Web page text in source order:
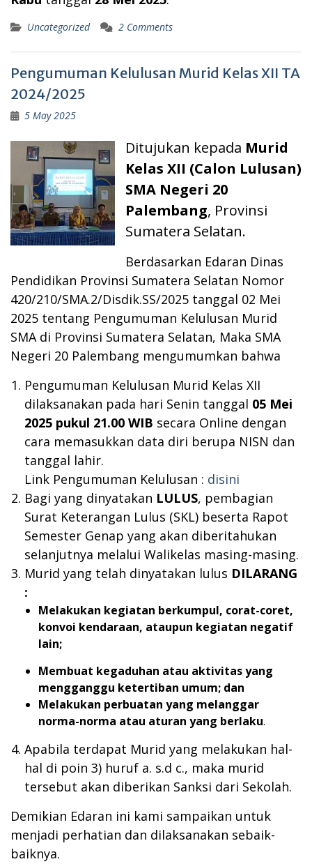
Uncategorized 2 Comments
Pengumuman Kelulusan Murid Kelas XII TA
2024/2025
5 May 2025
Ditujukan kepada Murid
Kelas XII (Calon Lulusan)
SMA Negeri 20
Palembang, Provinsi
Sumatera Selatan.
Berdasarkan Edaran Dinas
Pendidikan Provinsi Sumatera Selatan Nomor
420/210/SMA.2/Disdik.SS/2025 tanggal 02 Mei
2025 tentang Pengumuman Kelulusan Murid
SMA di Provinsi Sumatera Selatan, Maka SMA
Negeri 20 Palembang mengumumkan bahwa
Pengumuman Kelulusan Murid Kelas XII
dilaksanakan pada hari Senin tanggal 05 Mei
2025 pukul 21.00 WIB secara Online dengan
cara memasukkan data diri berupa NISN dan
tanggal lahir.
Link Pengumuman Kelulusan : disini
Bagi yang dinyatakan LULUS, pembagian
Surat Keterangan Lulus (SKL) beserta Rapot
Semester Genap yang akan diberitahukan
selanjutnya melalui Walikelas masing-masing.
Murid yang telah dinyatakan lulus DILARANG
:
Melakukan kegiatan berkumpul, corat-coret,
konvoi kendaraan, ataupun kegiatan negatif
lain;
Membuat kegaduhan atau aktivitas yang
mengganggu ketertiban umum; dan
Melakukan perbuatan yang melanggar
norma-norma atau aturan yang berlaku.
Apabila terdapat Murid yang melakukan hal-
hal di poin 3) huruf a. s.d c., maka murid
tersebut akan diberikan Sanksi dari Sekolah.
Demikian Edaran ini kami sampaikan untuk
menjadi perhatian dan dilaksanakan sebaik-
baiknya.